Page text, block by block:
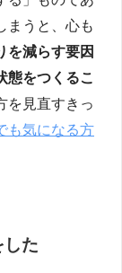
まうと、心も
を減らす要因
態をつくるこ
を見直すきっ
も気になる方
した